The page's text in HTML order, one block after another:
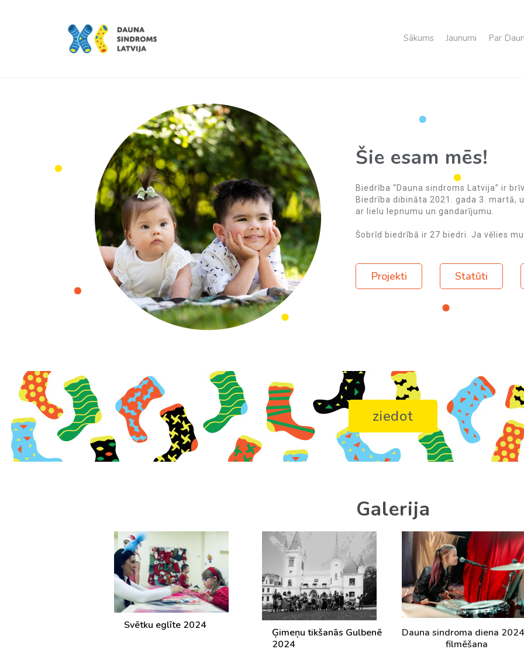
Sākums Jaunumi Par
Šie esam mēs!
Biedrība “Dauna sindroms Latvija” ir
Biedrība dibināta 2021. gada 3. martā,
ar lielu lepnumu un gandarījumu.
Šobrīd biedrībā ir 27 biedri. Ja vēlies
Projekti Statūti
ziedot
Galerija
Svētku eglīte 2024
Ģimeņu tikšanās Gulbenē
2024
Dauna sindroma diena
filmēšana